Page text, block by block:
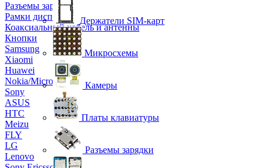
Разъемы зарядки
Рамки дисплея
Коаксиальный кабель и антенны
Кнопки
Samsung
Xiaomi
Huawei
Nokia/Microsoft
Sony
ASUS
HTC
Meizu
FLY
LG
Lenovo
Держатели SIM-карт
Микросхемы
Камеры
Платы клавиатуры
Разъемы зарядки